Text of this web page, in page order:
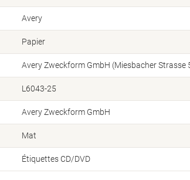
Avery
Papier
Avery Zweckform GmbH (Miesbacher Strasse
L6043-25
Avery Zweckform GmbH
Mat
Étiquettes CD/DVD